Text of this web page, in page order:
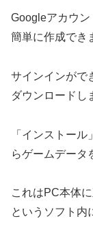
Googleアカウ
簡単に作成でき
サインインがで
ダウンロードし
「インストー
らゲームデータ
これはPC本体
というソフト内